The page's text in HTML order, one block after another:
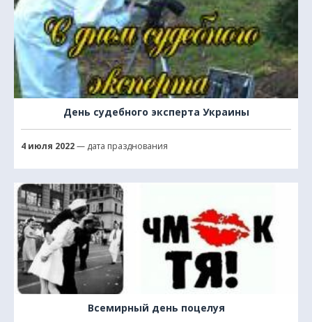
День судебного эксперта Украины
4 июля 2022— дата празднования
Всемирный день поцелуя